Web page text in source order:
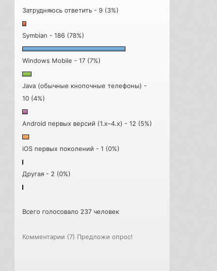
Затрудняюсь ответить - 9 (3%)
Symbian - 186 (78%)
Windows Mobile - 17 (7%)
Java (обычные кнопочные телефоны) -
10 (4%)
Android первых версий (1.x–4.x) - 12 (5%)
iOS первых поколений - 1 (0%)
Другая - 2 (0%)
Всего голосовало 237 человек
Комментарии (7) Предложи опрос!